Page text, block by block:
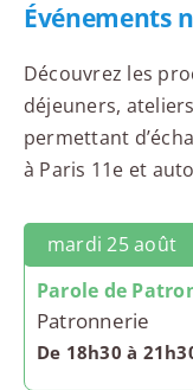
Événements
Découvrez les
déjeuners,
permettant
à Paris 11e et
mardi 25 août
Parole de
Patronnerie
De 18h30 à